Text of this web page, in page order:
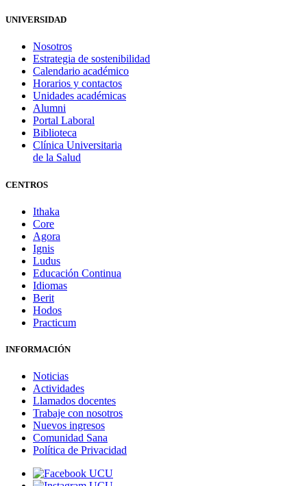
UNIVERSIDAD
Nosotros
Estrategia de sostenibilidad
Calendario académico
Horarios y contactos
Unidades académicas
Alumni
Portal Laboral
Biblioteca
Clínica Universitaria
de la Salud
CENTROS
Ithaka
Core
Agora
Ignis
Ludus
Educación Continua
Idiomas
Berit
Hodos
Practicum
INFORMACIÓN
Noticias
Actividades
Llamados docentes
Trabaje con nosotros
Nuevos ingresos
Comunidad Sana
Política de Privacidad